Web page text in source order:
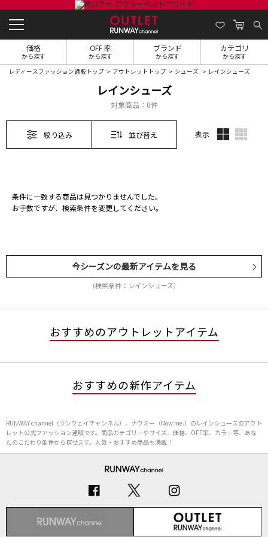
価格
から探す
OFF 率
から探す
ブランド
から探す
カテゴリ
から探す
レディースファッション通販トップ アウトレットトップ シューズ レインシューズ
レインシューズ
対象商品： 0件
絞り込み 並び替え 表示
条件に一致する商品は見つかりませんでした。
お手数ですが、検索条件を変更してください。
今シーズンの最新アイテムを見る
（検索条件：レインシューズ）
おすすめのアウトレットアイテム
おすすめの新作アイテム
RUNWAY channel（ランウェイチャンネル）、ナウミー（Now me.）のレインシューズのアウト
レット公式ファッション通販です。商品カテゴリーやサイズ、価格、OFF率、カラー等、あな
たのこだわり条件から探せます。人気・おすすめ商品も満載！